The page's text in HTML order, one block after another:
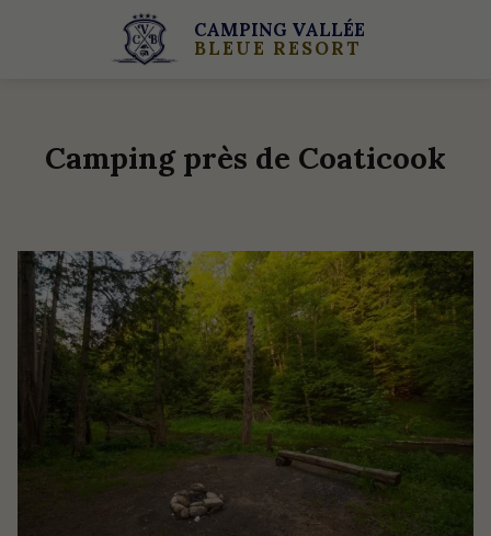
CAMPING VALLÉE
BLEUE RESORT
Camping près de Coaticook